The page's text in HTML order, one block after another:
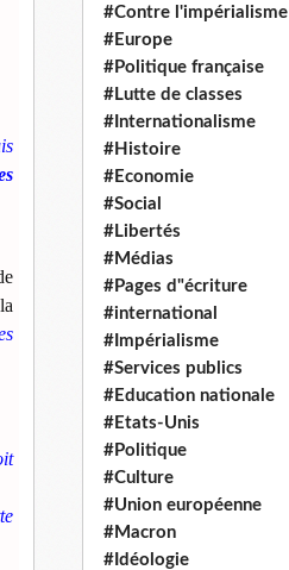
#Contre l'impérialisme
#Europe
#Politique française
#Lutte de classes
#Internationalisme
#Histoire
#Economie
#Social
#Libertés
#Médias
#Pages d"écriture
#international
#Impérialisme
#Services publics
#Education nationale
#Etats-Unis
#Politique
#Culture
#Union européenne
#Macron
#Idéologie